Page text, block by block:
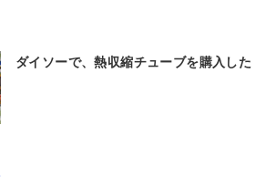
ダイソーで、熱収縮チューブを購入した